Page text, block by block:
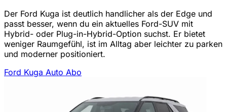
Der Ford Kuga ist deutlich handlicher als der Edge und
passt besser, wenn du ein aktuelles Ford-SUV mit
Hybrid- oder Plug-in-Hybrid-Option suchst. Er bietet
weniger Raumgefühl, ist im Alltag aber leichter zu parken
und moderner positioniert.
Ford Kuga Auto Abo